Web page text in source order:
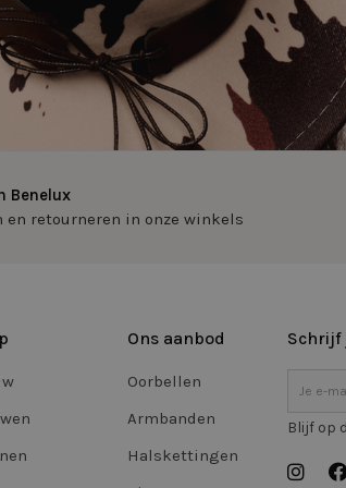
Benelux
en retourneren in onze winkels
Ons aanbod
Oorbellen
Armbanden
Halskettingen
Schrijf
Blijf op
kunnen weergeven aan de bezoeker.
1 jaar 1
maand
Cookie ingesteld door Adobe ColdFusion-
Deze cookie wordt gebruikt in combinatie met
om een clientapparaat (browser) op unieke
identificeren, zodat de site variabelen van
kan bijhouden. Hoe deze worden gebruikt, is
de site. CFTOKEN bevat een willekeurig
te identificeren.
dagen
29 minuten
Deze cookie wordt gebruikt om de
Lokale opslag
Sessiesopslag